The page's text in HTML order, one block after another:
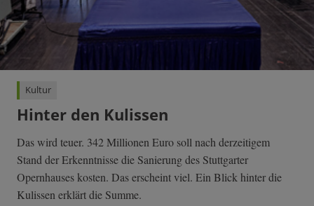
Kultur
Hinter den Kulissen
Das wird teuer. 342 Millionen Euro soll nach derzeitigem
Stand der Erkenntnisse die Sanierung des Stuttgarter
Opernhauses kosten. Das erscheint viel. Ein Blick hinter die
Kulissen erklärt die Summe.